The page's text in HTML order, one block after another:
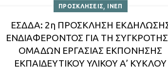
ΠΡΟΣΚΛΗΣΕΙΣ, ΙΝΕΠ
ΕΣΔΔΑ: 2η ΠΡΟΣΚΛΗΣΗ
ΕΝΔΙΑΦΕΡΟΝΤΟΣ ΓΙΑ ΤΗ
ΟΜΑΔΩΝ ΕΡΓΑΣΙΑΣ ΕΚΠΟΝΗΣΗΣ
ΕΚΠΑΙΔΕΥΤΙΚΟΥ ΥΛΙΚΟΥ Α’ ΚΥΚΛΟΥ